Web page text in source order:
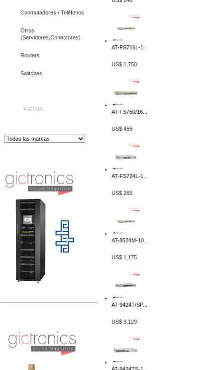
Conmutadores / Teléfonos
Otros
(Servidores,Conectores)
Routers
Switches
Marcas
-------------------------------------------------
AT-FS716L-1...
US$ 1,750
AT-FS750/16...
US$ 455
AT-FS724L-1...
US$ 265
AT-8524M-10...
US$ 1,175
AT-9424T/SP...
US$ 3,129